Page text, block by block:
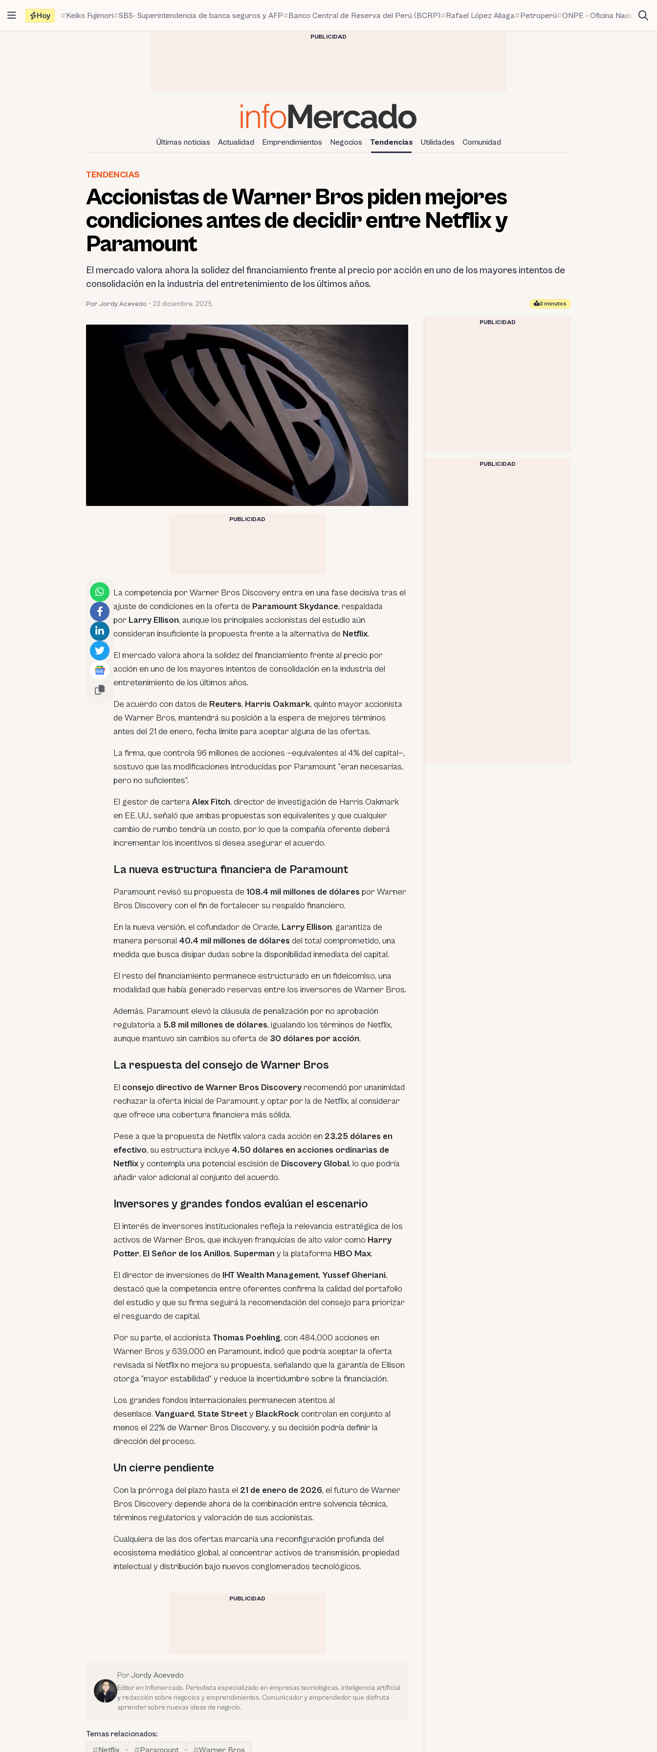
contenido
Hoy Keiko Fujimori SBS- Superintendencia de banca seguros y AFP Banco Central de Reserva del Perú (BCRP) Rafael López Aliaga Petroperú ONPE - Oficina Nacional
PUBLICIDAD
Últimas noticias Actualidad Emprendimientos Negocios Tendencias Utilidades Comunidad
TENDENCIAS
Accionistas de Warner Bros piden mejores
condiciones antes de decidir entre Netflix y
Paramount
El mercado valora ahora la solidez del financiamiento frente al precio por acción en uno de los mayores intentos de
consolidación en la industria del entretenimiento de los últimos años.
Por Jordy Acevedo • 23 diciembre, 2025 3 minutos
PUBLICIDAD
La competencia por Warner Bros Discovery entra en una fase decisiva tras el
ajuste de condiciones en la oferta de Paramount Skydance, respaldada
por Larry Ellison, aunque los principales accionistas del estudio aún
consideran insuficiente la propuesta frente a la alternativa de Netflix.
El mercado valora ahora la solidez del financiamiento frente al precio por
acción en uno de los mayores intentos de consolidación en la industria del
entretenimiento de los últimos años.
De acuerdo con datos de Reuters, Harris Oakmark, quinto mayor accionista
de Warner Bros, mantendrá su posición a la espera de mejores términos
antes del 21 de enero, fecha límite para aceptar alguna de las ofertas.
La firma, que controla 96 millones de acciones —equivalentes al 4% del capital—,
sostuvo que las modificaciones introducidas por Paramount “eran necesarias,
pero no suficientes”.
El gestor de carteraAlex Fitch, director de investigación de Harris Oakmark
en EE. UU., señaló que ambas propuestas son equivalentes y que cualquier
cambio de rumbo tendría un costo, por lo que la compañía oferente deberá
incrementar los incentivos si desea asegurar el acuerdo.
La nueva estructura financiera de Paramount
Paramount revisó su propuesta de 108.4 mil millones de dólares por Warner
Bros Discovery con el fin de fortalecer su respaldo financiero.
En la nueva versión, el cofundador de Oracle, Larry Ellison, garantiza de
manera personal 40.4 mil millones de dólares del total comprometido, una
medida que busca disipar dudas sobre la disponibilidad inmediata del capital.
El resto del financiamiento permanece estructurado en un fideicomiso, una
modalidad que había generado reservas entre los inversores de Warner Bros.
Además, Paramount elevó la cláusula de penalización por no aprobación
regulatoria a 5.8 mil millones de dólares, igualando los términos de Netflix,
aunque mantuvo sin cambios su oferta de 30 dólares por acción.
La respuesta del consejo de Warner Bros
El consejo directivo de Warner Bros Discoveryrecomendó por unanimidad
rechazar la oferta inicial de Paramount y optar por la de Netflix, al considerar
que ofrece una cobertura financiera más sólida.
Pese a que la propuesta de Netflix valora cada acción en 23.25 dólares en
efectivo, su estructura incluye 4.50 dólares en acciones ordinarias de
Netflixy contempla una potencial escisión de Discovery Global, lo que podría
añadir valor adicional al conjunto del acuerdo.
Inversores y grandes fondos evalúan el escenario
El interés de inversores institucionales refleja la relevancia estratégica de los
activos de Warner Bros, que incluyen franquicias de alto valor como Harry
Potter, El Señor de los Anillos, Superman y la plataforma HBO Max.
El director de inversiones de IHT Wealth Management, Yussef Gheriani,
destacó que la competencia entre oferentes confirma la calidad del portafolio
del estudio y que su firma seguirá la recomendación del consejo para priorizar
el resguardo de capital.
Por su parte, el accionista Thomas Poehling, con 484,000 acciones en
Warner Bros y 639,000 en Paramount, indicó que podría aceptar la oferta
revisada si Netflix no mejora su propuesta, señalando que la garantía de Ellison
otorga “mayor estabilidad” y reduce la incertidumbre sobre la financiación.
Los grandes fondos internacionales permanecen atentos al
desenlace. Vanguard, State Streety BlackRock controlan en conjunto al
menos el 22% de Warner Bros Discovery, y su decisión podría definir la
dirección del proceso.
Un cierre pendiente
Con la prórroga del plazo hasta el 21 de enero de 2026, el futuro de Warner
Bros Discovery depende ahora de la combinación entre solvencia técnica,
términos regulatorios y valoración de sus accionistas.
Cualquiera de las dos ofertas marcaría una reconfiguración profunda del
ecosistema mediático global, al concentrar activos de transmisión, propiedad
intelectual y distribución bajo nuevos conglomerados tecnológicos.
PUBLICIDAD
Por Jordy Acevedo
Editor en Infomercado. Periodista especializado en empresas tecnológicas, inteligencia artificial
y redacción sobre negocios y emprendimientos. Comunicador y emprendedor que disfruta
aprender sobre nuevas ideas de negocio.
Temas relacionados:
Netflix
· Paramount · Warner Bros
PUBLICIDAD
PUBLICIDAD